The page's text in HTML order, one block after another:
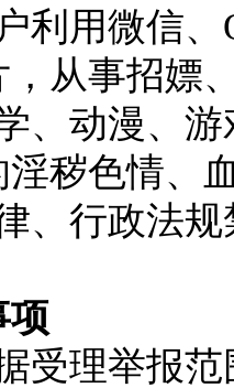
利用微信
从事招嫖
、动漫、
淫秽色情、
、行政法
项
受理举报